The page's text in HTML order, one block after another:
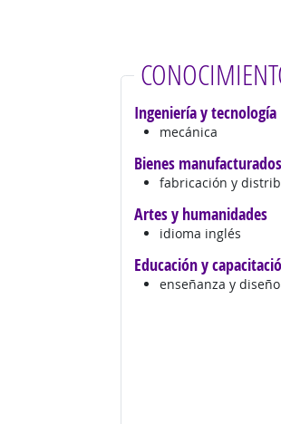
Ingeniería y tecnología
mecánica
Bienes
fabricación y
Artes y humanidades
idioma inglés
Educación y
enseñanza y